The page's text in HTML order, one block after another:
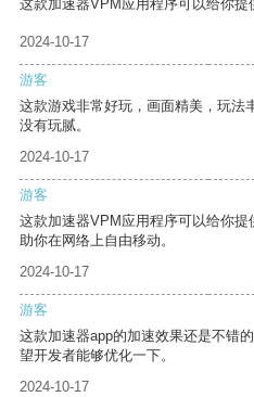
这款加速器VPM应用程序可以给你提
2024-10-17
游客
这款游戏非常好玩，画面精美，玩法
没有玩腻。
2024-10-17
游客
这款加速器VPM应用程序可以给你
助你在网络上自由移动。
2024-10-17
游客
这款加速器app的加速效果还是不错
望开发者能够优化一下。
2024-10-17